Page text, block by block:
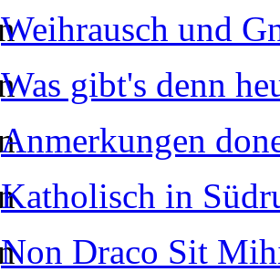
Weihrausch und
Was gibt's denn
Anmerkungen
Katholisch in
Non Draco Sit